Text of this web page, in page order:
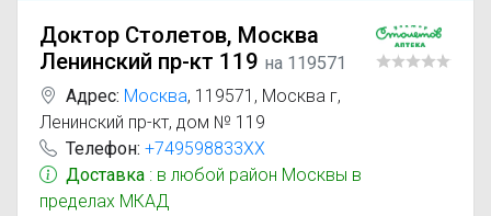
Доктор Столетов, Москва
Ленинский пр-кт 119 на 119571
Адрес: Москва, 119571, Москва г,
Ленинский пр-кт, дом № 119
Телефон: +749598833XX
Доставка : в любой район Москвы в
пределах МКАД